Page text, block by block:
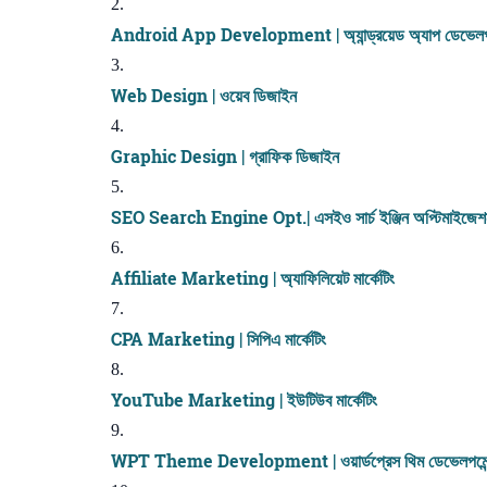
Android App Development | অ্যান্ড্রয়েড অ্যাপ
Web Design | ওয়েব ডিজাইন
Graphic Design | গ্রাফিক ডিজাইন
SEO Search Engine Opt.| এসইও সার্চ ইঞ্জিন
Affiliate Marketing | অ্যাফিলিয়েট মার্কেটিং
CPA Marketing | সিপিএ মার্কেটিং
YouTube Marketing | ইউটিউব মার্কেটিং
WPT Theme Development | ওয়ার্ডপ্রেস থিম